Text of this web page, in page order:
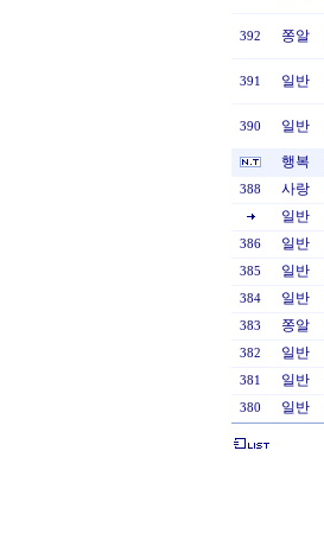
392 쫑알
391 일반
390 일반
행복
388 사랑
일반
386 일반
385 일반
384 일반
383 쫑알
382 일반
381 일반
380 일반